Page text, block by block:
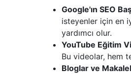
Google'ın SEO
isteyenler için en
yardımcı olur.
YouTube Eğitim
Bu videolar, hem
Bloglar ve